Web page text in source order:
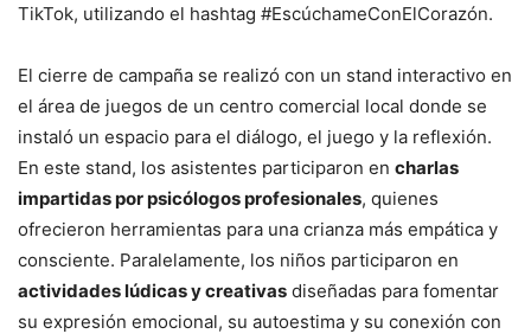
TikTok, utilizando el hashtag #EscúchameConElCorazón.
El cierre de campaña se realizó con un stand interactivo en
el área de juegos de un centro comercial local donde se
instaló un espacio para el diálogo, el juego y la reflexión.
En este stand, los asistentes participaron en charlas
impartidas por psicólogos profesionales, quienes
ofrecieron herramientas para una crianza más empática y
consciente. Paralelamente, los niños participaron en
actividades lúdicas y creativas diseñadas para fomentar
su expresión emocional, su autoestima y su conexión con